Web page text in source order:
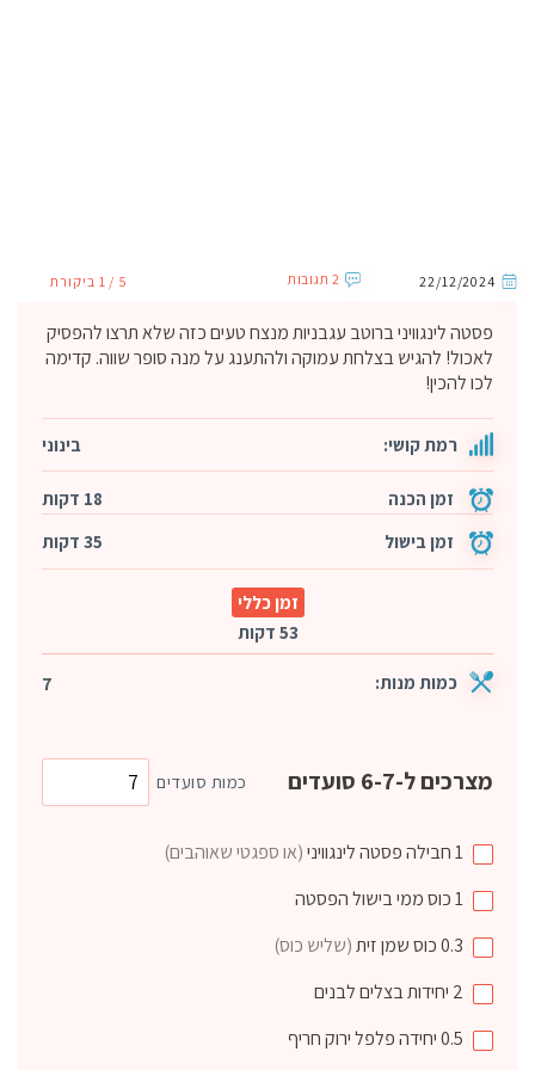
22/12/2024 2 תגובות 5 / 1 ביקורת
פסטה לינגוויני ברוטב עגבניות מנצח טעים כזה שלא תרצו להפסיק
לאכול! להגיש בצלחת עמוקה ולהתענג על מנה סופר שווה. קדימה
לכו להכין!
רמת קושי: בינוני
זמן הכנה
18 דקות
זמן בישול
35 דקות
זמן כללי
53 דקות
כמות מנות: 7
מצרכים ל-6-7 סועדים כמות סועדים
1חבילהפסטה לינגוויני(או ספגטי שאוהבים)
1כוסממי בישול הפסטה
0.3כוסשמן זית(שליש כוס)
2 יחידותבצלים לבנים
0.5יחידהפלפל ירוק חריף